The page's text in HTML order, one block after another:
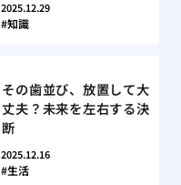
2025.12.29
知識
その歯並び、放置して大
丈夫？未来を左右する決
断
2025.12.16
生活